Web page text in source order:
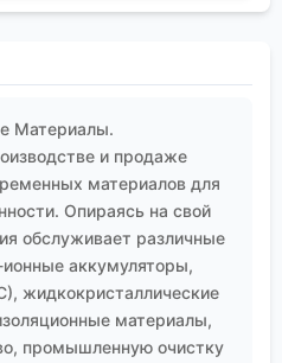
экспорта в этой сфере
Материалы.
и продаже
материалов для
Опираясь на свой
обслуживает различные
аккумуляторы,
жидкокристаллические
материалы,
промышленную очистку